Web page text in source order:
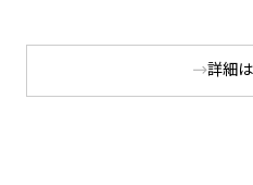
詳細